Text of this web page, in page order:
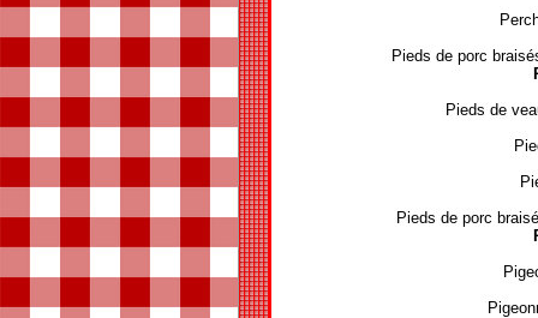
Pieds de porc
Pieds de
Pieds de porc